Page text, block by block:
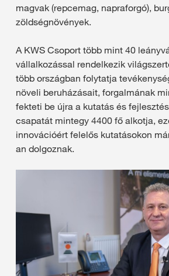
magvak (repcemag, napraforgó),
zöldségnövények.
A KWS Csoport több mint 40
vállalkozással rendelkezik
több országban folytatja
növeli beruházásait, forgalmának
fekteti be újra a kutatás és
csapatát mintegy 4400 fő alkotja,
innovációért felelős kutatásokon
an dolgoznak.